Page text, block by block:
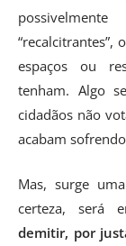
espaços ou
tenham. Algo
cidadãos não
acabam
Mas, surge
certeza, será
demitir, por